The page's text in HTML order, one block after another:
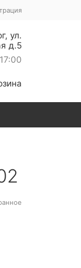
ул.
д.5